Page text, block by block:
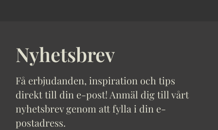
Nyhetsbrev
Få erbjudanden, inspiration och tips
direkt till din e-post! Anmäl dig till vårt
nyhetsbrev genom att fylla i din e-
postadress.